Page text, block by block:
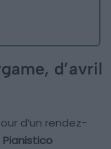
d’avril
d’un rendez-
Pianistico